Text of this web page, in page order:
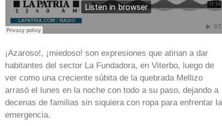
¡Azaroso!, ¡miedoso! son expresiones que atinan a dar
habitantes del sector La Fundadora, en Viterbo, luego de
ver como una creciente súbita de la quebrada Mellizo
arrasó el lunes en la noche con todo a su paso, dejando a
decenas de familias sin siquiera con ropa para enfrentar la
emergencia.